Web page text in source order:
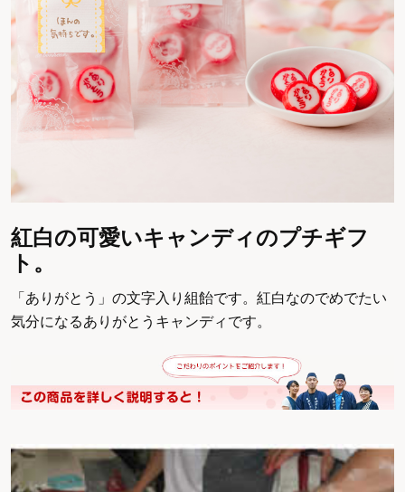
紅白の可愛いキャンディのプチギフ
ト。
「ありがとう」の文字入り組飴です。紅白なのでめでたい
気分になるありがとうキャンディです。